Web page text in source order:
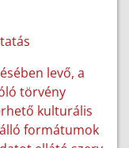
levő, a
törvény
kulturális
formátumok